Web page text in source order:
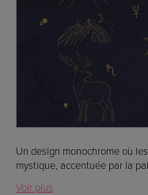
Un design monochrome où
mystique, accentuée par la
Voir plus